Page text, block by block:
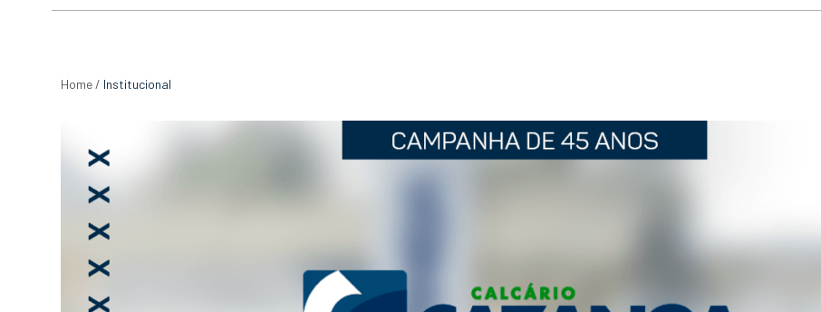
Home / Institucional